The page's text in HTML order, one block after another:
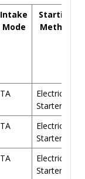
Intake
Mode
Starting
Method
TA
Electric/Air
Starter
TA
Electric/Air
Starter
TA
Electric/Air
Starter